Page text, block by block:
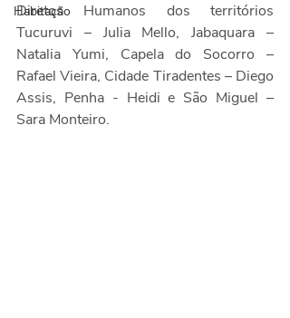
Habitação
Diretos Humanos dos territórios
Tucuruvi – Julia Mello, Jabaquara –
Natalia Yumi, Capela do Socorro –
Rafael Vieira, Cidade Tiradentes – Diego
Assis, Penha - Heidi e São Miguel –
Sara Monteiro.